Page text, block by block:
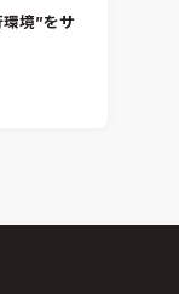
境”をサ